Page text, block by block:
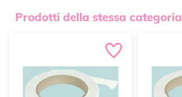
Prodotti della stessa categoria